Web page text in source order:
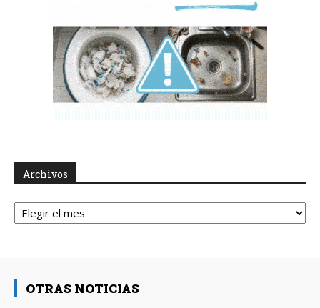
Archivos
Archivos
OTRAS NOTICIAS